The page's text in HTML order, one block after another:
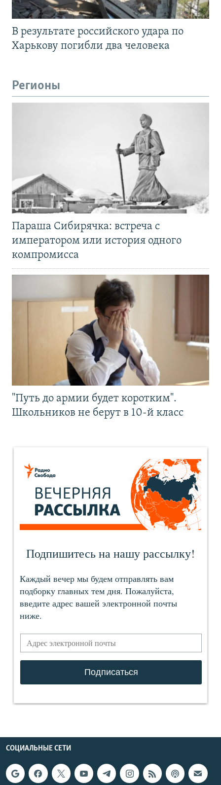
В результате российского удара по
Харькову погибли два человека
Регионы
Параша Сибирячка: встреча с
императором или история одного
компромисса
"Путь до армии будет коротким".
Школьников не берут в 10-й класс
СОЦИАЛЬНЫЕ СЕТИ